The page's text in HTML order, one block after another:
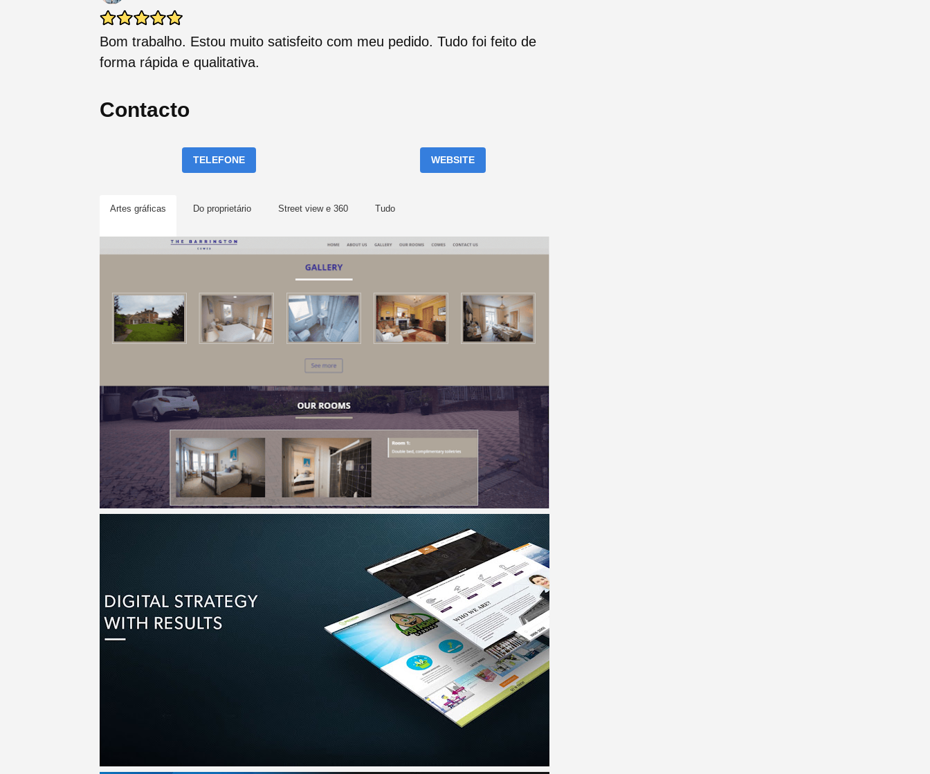
Bom trabalho. Estou muito satisfeito com meu pedido. Tudo foi feito de
forma rápida e qualitativa.
Contacto
TELEFONE WEBSITE
Artes gráficas Do proprietário Street view e 360 Tudo